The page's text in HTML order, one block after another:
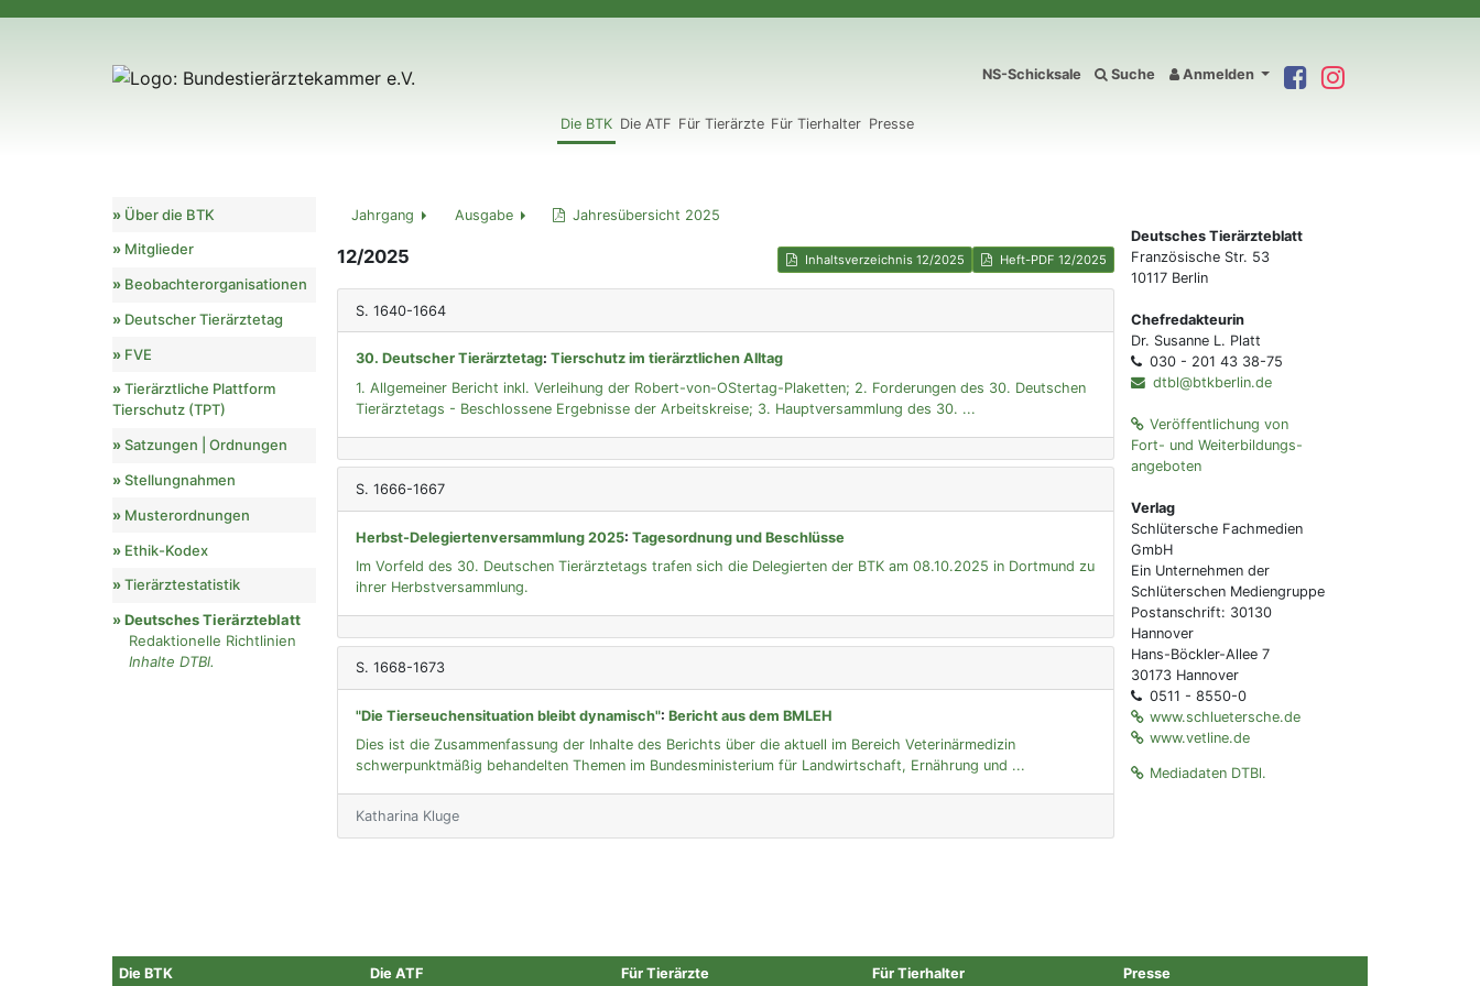
NS-Schicksale Suche Anmelden
Die BTK Die ATF Für Tierärzte Für Tierhalter Presse
Über die BTK
Mitglieder
Beobachterorganisationen
Deutscher Tierärztetag
FVE
Tierärztliche Plattform
Tierschutz (TPT)
Satzungen | Ordnungen
Stellungnahmen
Musterordnungen
Ethik-Kodex
Tierärztestatistik
Deutsches Tierärzteblatt
Redaktionelle Richtlinien
Inhalte DTBl.
Jahrgang Ausgabe Jahresübersicht 2025
12/2025 Heft-PDF 12/2025
Inhaltsverzeichnis 12/2025
S. 1640-1664
30. Deutscher Tierärztetag:Tierschutz im tierärztlichen Alltag
1. Allgemeiner Bericht inkl. Verleihung der Robert-von-OStertag-Plaketten; 2. Forderungen des 30. Deutschen
Tierärztetags - Beschlossene Ergebnisse der Arbeitskreise; 3. Hauptversammlung des 30. ...
S. 1666-1667
Herbst-Delegiertenversammlung 2025:Tagesordnung und Beschlüsse
Im Vorfeld des 30. Deutschen Tierärztetags trafen sich die Delegierten der BTK am 08.10.2025 in Dortmund zu
ihrer Herbstversammlung.
S. 1668-1673
"Die Tierseuchensituation bleibt dynamisch":Bericht aus dem BMLEH
Dies ist die Zusammenfassung der Inhalte des Berichts über die aktuell im Bereich Veterinärmedizin
schwerpunktmäßig behandelten Themen im Bundesministerium für Landwirtschaft, Ernährung und ...
Katharina Kluge
Deutsches Tierärzteblatt
Französische Str. 53
10117 Berlin
Chefredakteurin
Dr. Susanne L. Platt
030 - 201 43 38-75
dtbl@btkberlin.de
Veröffentlichung von
Fort- und Weiterbildungs-
angeboten
Verlag
Schlütersche Fachmedien
GmbH
Ein Unternehmen der
Schlüterschen Mediengruppe
Postanschrift: 30130
Hannover
Hans-Böckler-Allee 7
30173 Hannover
0511 - 8550-0
www.schluetersche.de
www.vetline.de
Mediadaten DTBl.
Die BTK Die ATF Für Tierärzte Für Tierhalter Presse